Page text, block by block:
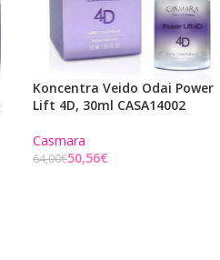
Koncentra Veido Odai Power
Lift 4D, 30ml CASA14002
Casmara
64,00€50,56€